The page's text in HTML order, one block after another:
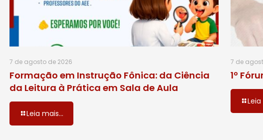
7 de agosto de 2026
Formação em Instrução Fônica: da Ciência
da Leitura à Prática em Sala de Aula
Leia mais...
7 de
1º
Leia